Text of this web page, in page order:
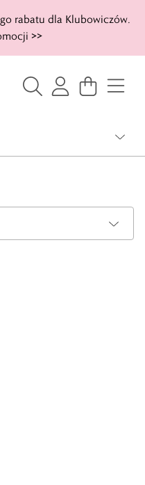
rabatu dla Klubowiczów.
>>